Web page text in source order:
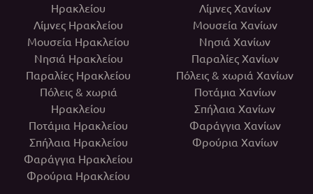
Ηρακλείου
Λίμνες Ηρακλείου
Μουσεία Ηρακλείου
Νησιά Ηρακλείου
Παραλίες Ηρακλείου
Πόλεις & χωριά
Ηρακλείου
Ποτάμια Ηρακλείου
Σπήλαια Ηρακλείου
Φαράγγια Ηρακλείου
Φρούρια Ηρακλείου
Λίμνες Χανίων
Μουσεία Χανίων
Νησιά Χανίων
Παραλίες Χανίων
Πόλεις & χωριά Χανίων
Ποτάμια Χανίων
Σπήλαια Χανίων
Φαράγγια Χανίων
Φρούρια Χανίων